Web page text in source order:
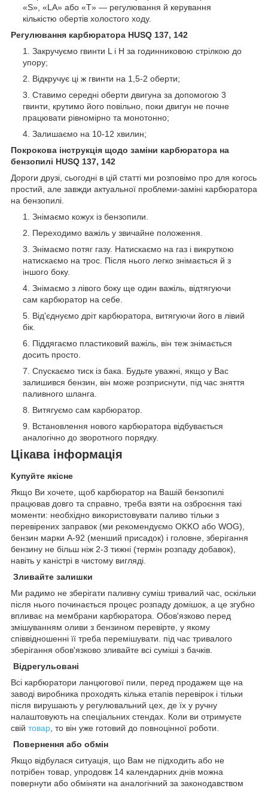
«S», «LA» або «T» — регулювання й керування
кількістю обертів холостого ходу.
Регулювання карбюратора HUSQ 137, 142
Закручуємо гвинти L і H за годинниковою стрілкою до
упору;
Відкручує ці ж гвинти на 1,5-2 оберти;
Ставимо середні оберти двигуна за допомогою 3
гвинти, крутимо його повільно, поки двигун не почне
працювати рівномірно та монотонно;
Залишаємо на 10-12 хвилин;
Покрокова інструкція щодо заміни карбюратора на
бензопилі HUSQ 137, 142
Дороги друзі, сьогодні в цій статті ми розповімо про для когось
простий, але завжди актуальної проблеми-заміні карбюратора
на бензопилі.
Знімаємо кожух із бензопили.
Переходимо важіль у звичайне положення.
Знімаємо потяг газу. Натискаємо на газ і викруткою
натискаємо на трос. Після нього легко знімається й з
іншого боку.
Знімаємо з лівого боку ще один важіль, відтягуючи
сам карбюратор на себе.
Від'єднуємо дріт карбюратора, витягуючи його в лівий
бік.
Піддягаємо пластиковий важіль, він теж знімається
досить просто.
Спускаємо тиск із бака. Будьте уважні, якщо у Вас
залишився бензин, він може розприснути, під час зняття
паливного шланга.
Витягуємо сам карбюратор.
Встановлення нового карбюратора відбувається
аналогічно до зворотного порядку.
Цікава інформація
Купуйте якісне
Якщо Ви хочете, щоб карбюратор на Вашій бензопилі
працював довго та справно, треба взяти на озброєння такі
моменти: необхідно використовувати паливо тільки з
перевірених заправок (ми рекомендуємо OKKO або WOG),
бензин марки А-92 (менший присадок) і головне, зберігання
бензину не більш ніж 2-3 тижні (термін розпаду добавок),
навіть у каністрі в чистому вигляді.
Зливайте залишки
Ми радимо не зберігати паливну суміш тривалий час, оскільки
після нього починається процес розпаду домішок, а це згубно
впливає на мембрани карбюратора. Обов'язково перед
змішуванням оливи з бензином перевірте, у якому
співвідношенні її треба перемішувати. під час тривалого
зберігання обов'язково зливайте всі суміші з бачків.
Відрегульовані
Всі карбюратори ланцюгової пили, перед продажем ще на
заводі виробника проходять кілька етапів перевірок і тільки
після вирушають у регулювальний цех, де їх у ручну
налаштовують на спеціальних стендах. Коли ви отримуєте
свій товар , то він уже готовий до повноцінної роботи.
Повернення або обмін
Якщо відбулася ситуація, що Вам не підходить або не
потрібен товар, упродовж 14 календарних днів можна
повернути або обміняти на аналогічний за законодавством